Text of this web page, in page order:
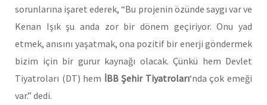
sorunlarına işaret ederek, “Bu projenin özünde saygı var ve
Kenan Işık şu anda zor bir dönem geçiriyor. Onu yad
etmek, anısını yaşatmak, ona pozitif bir enerji göndermek
bizim için bir gurur kaynağı olacak. Çünkü hem Devlet
Tiyatroları (DT) hem İBB Şehir Tiyatroları‘nda çok emeği
var.” dedi.